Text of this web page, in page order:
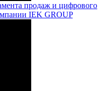
продаж и цифрового
IEK GROUP